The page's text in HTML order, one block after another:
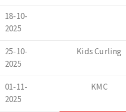
18-10-
2025
25-10-
2025
Kids Curling
01-11-
2025
KMC